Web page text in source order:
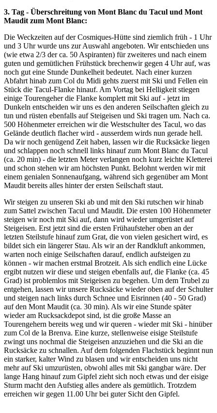
3. Tag - Überschreitung von Mont Blanc du Tacul und Mont
Maudit zum Mont Blanc:
Die Weckzeiten auf der Cosmiques-Hütte sind ziemlich früh - 1 Uhr
und 3 Uhr wurde uns zur Auswahl angeboten. Wir entschieden uns
(wie etwa 2/3 der ca. 50 Aspiranten) für zweiteres und nach einem
guten und gemütlichen Frühstück brechenwir gegen 4 Uhr auf, was
noch gut eine Stunde Dunkelheit bedeutet. Nach einer kurzen
Abfahrt hinab zum Col du Midi gehts zuerst mit Ski und Fellen ein
Stück die Tacul-Flanke hinauf. Am Vortag bei Helligkeit stiegen
einige Tourengeher die Flanke komplett mit Ski auf - jetzt im
Dunkeln entscheiden wir uns es den anderen Seilschaften gleich zu
tun und rüsten ebenfalls auf Steigeisen und Ski tragen um. Nach ca.
500 Höhenmeter erreichen wir die Westschulter des Tacul, wo das
Gelände deutlich flacher wird - ausserdem wirds nun gerade hell.
Da wir noch genügend Zeit haben, lassen wir die Rucksäcke liegen
und schlappen noch schnell links hinauf zum Mont Blanc du Tacul
(ca. 20 min) - die letzten Meter verlangen noch kurz leichte Kletterei
und schon stehen wir am höchsten Punkt. Belohnt werden wir mit
einem genialen Sonnenaufgang, während sich gegenüber am Mont
Maudit bereits alles hinter der ersten Seilschaft staut.
Wir steigen zu unseren Ski ab und mit den Ski rutschen wir hinab
zum Sattel zwischen Tacul und Maudit. Die ersten 100 Höhenmeter
steigen wir noch mit Ski auf, dann wird wieder umgerüstet auf
Steigeisen. Erst jetzt sind die ersten Frühaufsteher oben an der
letzten Steilstufe hinauf zum Grat, die von vielen gesichert wird, es
bildet sich ein längerer Stau. Als wir an der Randkluft ankommen,
warten noch einige Seilschaften darauf, endlich aufsteigen zu
können - wir machen erstmal Brotzeit. Als sich endlich eine Lücke
ergibt nutzen wir diese und steigen ebenfalls auf, die Flanke (ca. 45
Grad) ist problemlos mit Steigeisen zu begehen. Um dem Trubel zu
entgehen, lassen wir unsere Rucksäcke wieder oben auf der Schulter
und steigen nach links durch Schnee und Eisrinnen (40 - 50 Grad)
auf den Mont Maudit (ca. 30 min). Als wir eine Stunde später
wieder am Rucksackdepot sind, ist die große Masse an
Tourengehern bereits weg und wir queren - wieder mit Ski - hinüber
zum Col de la Brenva. Eine kurze, stellenweise eisige Steilstufe
zwingt uns nochmal die Steigeisen anzuziehen und die Ski an die
Rucksäcke zu schnallen. Auf dem folgenden Flachstück beginnt nun
ein starker, kalter Wind zu blasen und wir entscheiden uns nicht
mehr auf Ski umzurüsten, obwohl alles mit Ski gangbar wäre. Der
lange Hang hinauf zum Gipfel zieht sich noch etwas und der eisige
Sturm macht den Aufstieg alles andere als gemütlich. Trotzdem
erreichen wir gegen 11.00 Uhr bei guter Sicht den Gipfel.